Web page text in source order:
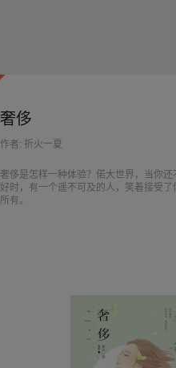
奢侈
作者: 折火一夏
奢侈是怎样一种体验？偌大世界，当你还
好时，有一个遥不可及的人，笑着接受了
所有。